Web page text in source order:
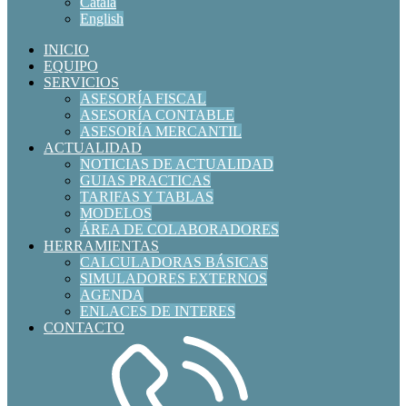
English
INICIO
EQUIPO
SERVICIOS
ASESORÍA FISCAL
ASESORÍA CONTABLE
ASESORÍA MERCANTIL
ACTUALIDAD
NOTICIAS DE ACTUALIDAD
GUIAS PRACTICAS
TARIFAS Y TABLAS
MODELOS
ÁREA DE COLABORADORES
HERRAMIENTAS
CALCULADORAS BÁSICAS
SIMULADORES EXTERNOS
AGENDA
ENLACES DE INTERES
CONTACTO